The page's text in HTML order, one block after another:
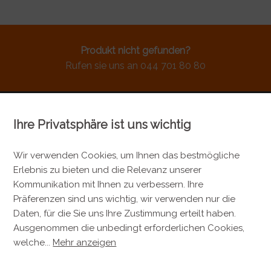
Produkt nicht gefunden?
Rufen sie uns an 044 701 80 80
KONTAKT
Metzgerei Künzli AG
Mülistrasse 7
8143 Stallikon
+41 44 701 80 80
info@metzgereikuenzli.ch
Ihre Privatsphäre ist uns wichtig
Wir verwenden Cookies, um Ihnen das bestmögliche
Erlebnis zu bieten und die Relevanz unserer
Kommunikation mit Ihnen zu verbessern. Ihre
Präferenzen sind uns wichtig, wir verwenden nur die
Daten, für die Sie uns Ihre Zustimmung erteilt haben.
Ausgenommen die unbedingt erforderlichen Cookies,
welche... Mehr anzeigen